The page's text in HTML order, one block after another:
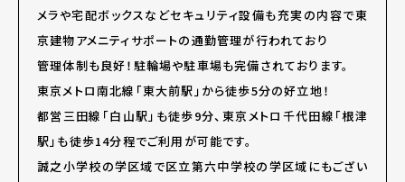
メラや宅配ボックスなどセキュリティ設備も充実の内容で東
京建物アメニティサポートの通勤管理が行われており
管理体制も良好！駐輪場や駐車場も完備されております。
東京メトロ南北線「東大前駅」から徒歩5分の好立地！
都営三田線「白山駅」も徒歩9分、東京メトロ千代田線「根津
駅」も徒歩14分程でご利用が可能です。
誠之小学校の学区域で区立第六中学校の学区域にもござい